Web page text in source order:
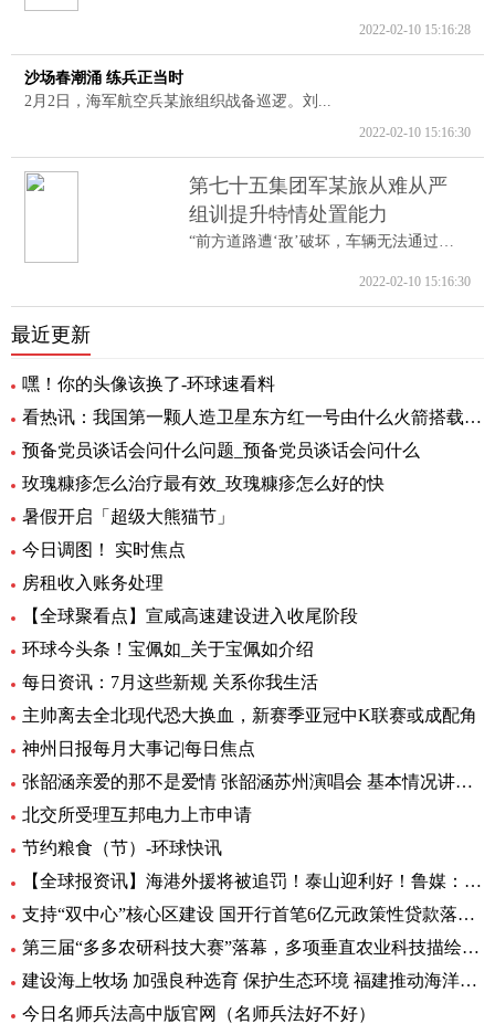
2022-02-10 15:16:28
沙场春潮涌 练兵正当时
2月2日，海军航空兵某旅组织战备巡逻。刘...
2022-02-10 15:16:30
第七十五集团军某旅从难从严
组训提升特情处置能力
“前方道路遭‘敌’破坏，车辆无法通过。...
2022-02-10 15:16:30
最近更新
嘿！你的头像该换了-环球速看料
看热讯：我国第一颗人造卫星东方红一号由什么火箭搭载_我国第一颗人造卫星
预备党员谈话会问什么问题_预备党员谈话会问什么
玫瑰糠疹怎么治疗最有效_玫瑰糠疹怎么好的快
暑假开启「超级大熊猫节」
今日调图！ 实时焦点
房租收入账务处理
【全球聚看点】宣咸高速建设进入收尾阶段
环球今头条！宝佩如_关于宝佩如介绍
每日资讯：7月这些新规 关系你我生活
主帅离去全北现代恐大换血，新赛季亚冠中K联赛或成配角
神州日报每月大事记|每日焦点
张韶涵亲爱的那不是爱情 张韶涵苏州演唱会 基本情况讲解_天天通讯
北交所受理互邦电力上市申请
节约粮食（节）-环球快讯
【全球报资讯】海港外援将被追罚！泰山迎利好！鲁媒：足协不罚他，规则也不允许
支持“双中心”核心区建设 国开行首笔6亿元政策性贷款落地-天天亮点
第三届“多多农研科技大赛”落幕，多项垂直农业科技描绘未来农业图景
建设海上牧场 加强良种选育 保护生态环境 福建推动海洋渔业高质量发展（高质量发展调研行）
今日名师兵法高中版官网（名师兵法好不好）